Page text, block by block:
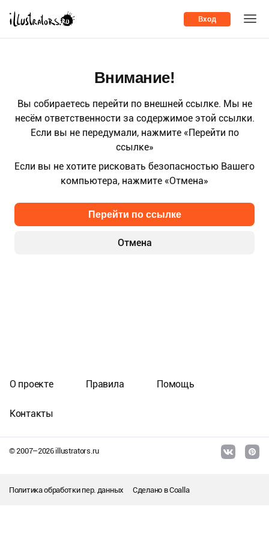
Вход
Внимание!
Вы собираетесь перейти по внешней ссылке. Мы не
несём ответственности за содержимое этой ссылки.
Если вы не передумали, нажмите «Перейти по
ссылке»
Если вы не хотите рисковать безопасностью Вашего
компьютера, нажмите «Отмена»
Отмена
Перейти по ссылке
© 2007–2026illustrators.ru
О проекте Правила Помощь
Контакты
Политика обработки пер. данных Сделано вCoalla